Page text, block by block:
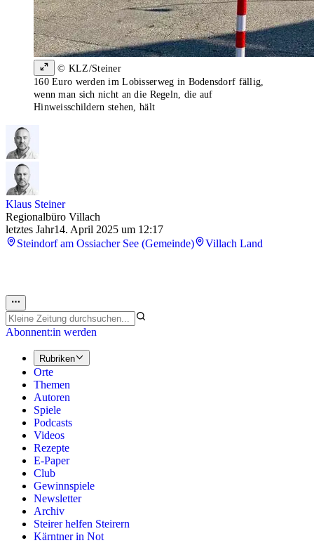
© KLZ/Steiner
160 Euro werden im Lobisserweg in Bodensdorf fällig,
wenn man sich nicht an die Regeln, die auf
Hinweisschildern stehen, hält
Klaus Steiner
Regionalbüro Villach
letztes Jahr14. April 2025 um 12:17
Steindorf am Ossiacher See (Gemeinde)
Villach Land
Abonnent:in werden
Rubriken
Orte
Themen
Autoren
Spiele
Podcasts
Videos
Rezepte
E-Paper
Club
Gewinnspiele
Newsletter
Archiv
Steirer helfen Steirern
Kärntner in Not